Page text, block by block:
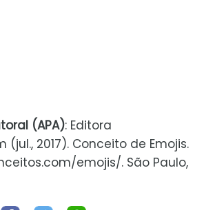
(APA): Editora
(jul., 2017). Conceito de Emojis.
emojis/. São Paulo,